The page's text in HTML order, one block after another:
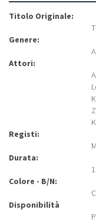
Titolo Originale:
Genere:
Attori:
Registi:
Durata:
Colore - B/N:
Disponibilità